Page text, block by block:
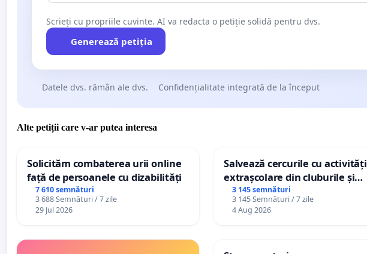
Scrieți cu propriile cuvinte. AI va redacta o petiție solidă pentru dvs.
Generează petiția
Datele dvs. rămân ale dvs. Confidențialitate integrată de la început
Alte petiții care v-ar putea interesa
Solicităm combaterea urii online
față de persoanele cu dizabilități
7 610 semnături
3 688 Semnături / 7 zile
29 Jul 2026
Salvează cercurile cu activități
extrașcolare din cluburile și
palatele copiilor
3 145 semnături
3 145 Semnături / 7 zile
4 Aug 2026